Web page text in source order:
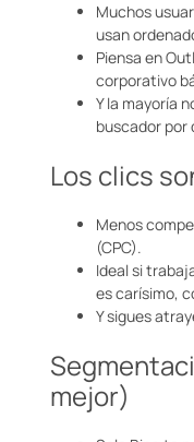
Muchos
usan
Piensa en
corporativo
Y la mayoría
buscador
Los clics
Menos
(CPC).
Ideal si
es carísimo,
Y sigues
mejor)